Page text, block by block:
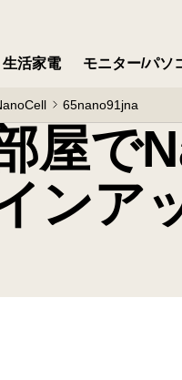
生活家電 モニター/パソ
65nano91jna
の高画質が楽しめる
屋で
ンア